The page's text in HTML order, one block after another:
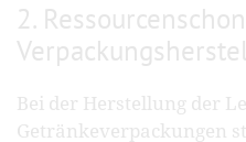
2.
Bei der Herstellung der
Getränkeverpackungen